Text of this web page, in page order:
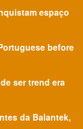
espaço
before
ser trend era
da Balantek,